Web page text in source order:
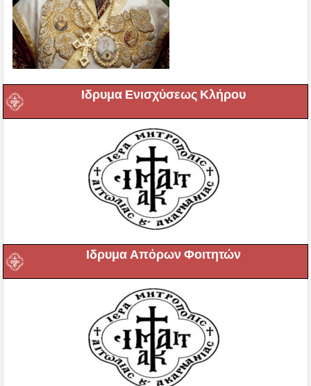
Ιδρυμα Ενισχύσεως Κλήρου
Ιδρυμα Απόρων Φοιτητών